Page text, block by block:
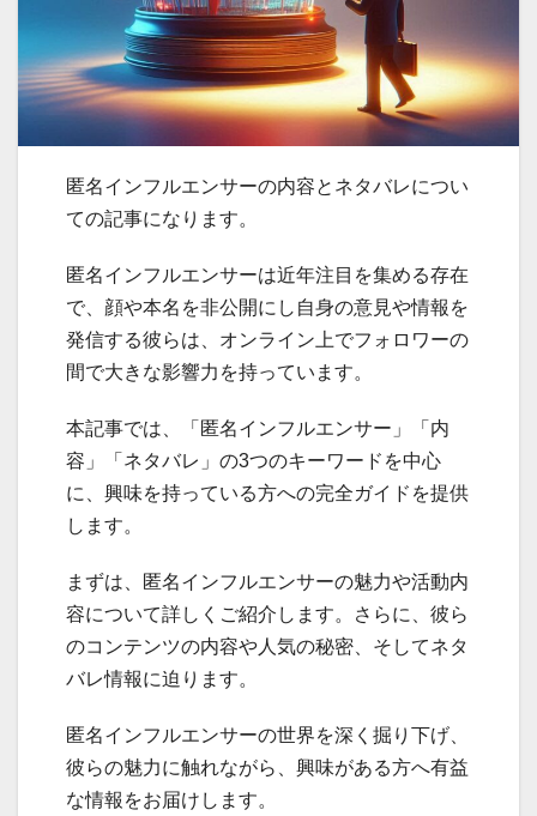
匿名インフルエンサーの内容とネタバレについ
ての記事になります。
匿名インフルエンサーは近年注目を集める存在
で、顔や本名を非公開にし自身の意見や情報を
発信する彼らは、オンライン上でフォロワーの
間で大きな影響力を持っています。
本記事では、「匿名インフルエンサー」「内
容」「ネタバレ」の3つのキーワードを中心
に、興味を持っている方への完全ガイドを提供
します。
まずは、匿名インフルエンサーの魅力や活動内
容について詳しくご紹介します。さらに、彼ら
のコンテンツの内容や人気の秘密、そしてネタ
バレ情報に迫ります。
匿名インフルエンサーの世界を深く掘り下げ、
彼らの魅力に触れながら、興味がある方へ有益
な情報をお届けします。